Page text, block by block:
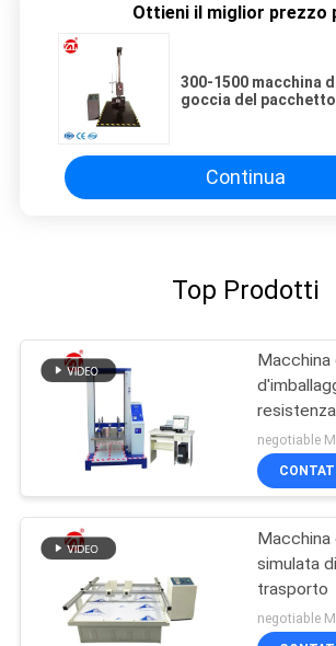
Ottieni il miglior prezzo
300-1500 macchina
goccia del
prova di caduta
Continua
Top Prodotti
Macchina
schermo
computer
negotiable
Macchina
simulata
trasporto
negotiable